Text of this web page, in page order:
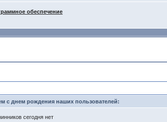
обеспечение
с днем рождения наших пользователей:
сегодня нет